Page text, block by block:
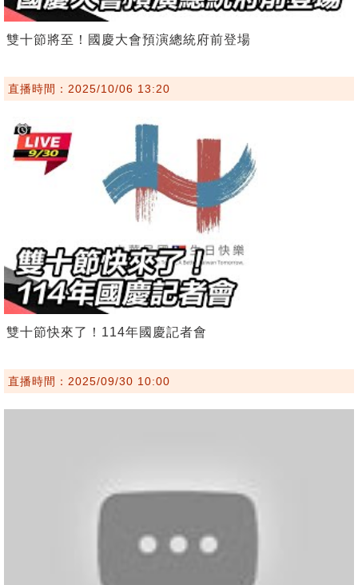
雙十節將至！國慶大會預演總統府前登場
直播時間：2025/10/06 13:20
雙十節快來了！114年國慶記者會
直播時間：2025/09/30 10:00